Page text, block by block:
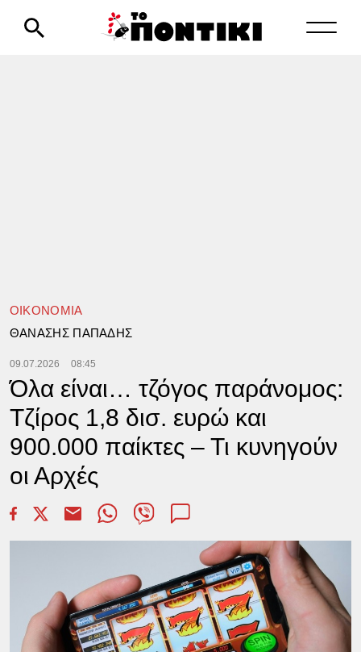
ΟΙΚΟΝΟΜΙΑ
ΘΑΝΑΣΗΣ ΠΑΠΑΔΗΣ
09.07.2026 08:45
Όλα είναι… τζόγος παράνομος:
Τζίρος 1,8 δισ. ευρώ και
900.000 παίκτες – Τι κυνηγούν
οι Αρχές